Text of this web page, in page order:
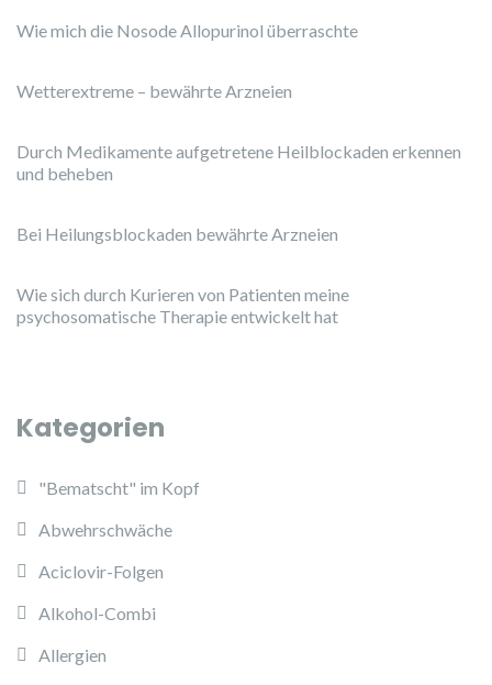
Wie mich die Nosode Allopurinol überraschte
Wetterextreme – bewährte Arzneien
Durch Medikamente aufgetretene Heilblockaden erkennen
und beheben
Bei Heilungsblockaden bewährte Arzneien
Wie sich durch Kurieren von Patienten meine
psychosomatische Therapie entwickelt hat
Kategorien
"Bematscht" im Kopf
Abwehrschwäche
Aciclovir-Folgen
Alkohol-Combi
Allergien